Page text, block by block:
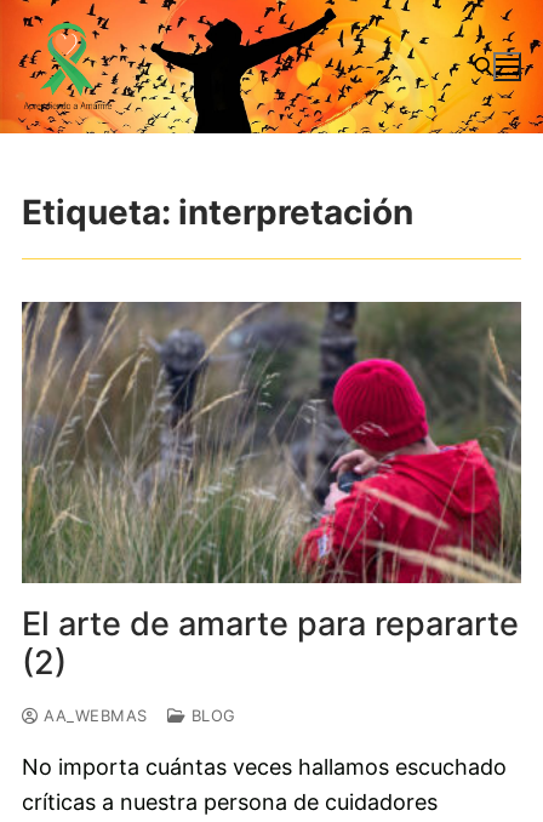
contenido
Etiqueta: interpretación
El arte de amarte para repararte
(2)
AA_WEBMAS BLOG
No importa cuántas veces hallamos escuchado
críticas a nuestra persona de cuidadores